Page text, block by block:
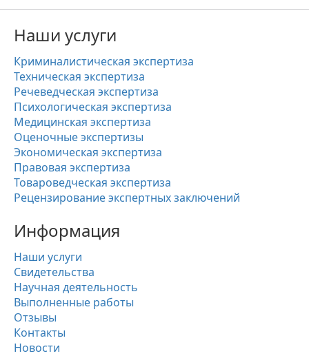
Наши услуги
Криминалистическая экспертиза
Техническая экспертиза
Речеведческая экспертиза
Психологическая экспертиза
Медицинская экспертиза
Оценочные экспертизы
Экономическая экспертиза
Правовая экспертиза
Товароведческая экспертиза
Рецензирование экспертных заключений
Информация
Наши услуги
Свидетельства
Научная деятельность
Выполненные работы
Отзывы
Контакты
Новости